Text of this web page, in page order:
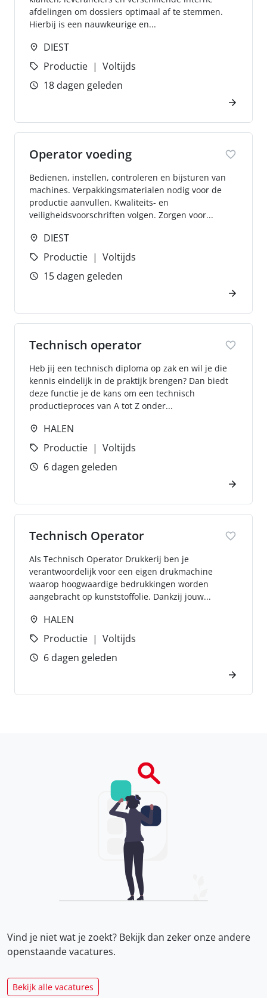
afdelingen om dossiers optimaal af te stemmen.
Hierbij is een nauwkeurige en...
DIEST
Productie
Voltijds
18 dagen geleden
Operator voeding
Bedienen, instellen, controleren en bijsturen van
machines. Verpakkingsmaterialen nodig voor de
productie aanvullen. Kwaliteits- en
veiligheidsvoorschriften volgen. Zorgen voor...
DIEST
Productie
Voltijds
15 dagen geleden
Technisch operator
Heb jij een technisch diploma op zak en wil je die
kennis eindelijk in de praktijk brengen? Dan biedt
deze functie je de kans om een technisch
productieproces van A tot Z onder...
HALEN
Productie
Voltijds
6 dagen geleden
Technisch Operator
Als Technisch Operator Drukkerij ben je
verantwoordelijk voor een eigen drukmachine
waarop hoogwaardige bedrukkingen worden
aangebracht op kunststoffolie. Dankzij jouw...
HALEN
Productie
Voltijds
6 dagen geleden
Vind je niet wat je zoekt? Bekijk dan zeker onzeandere
openstaande vacatures.
Bekijk alle vacatures